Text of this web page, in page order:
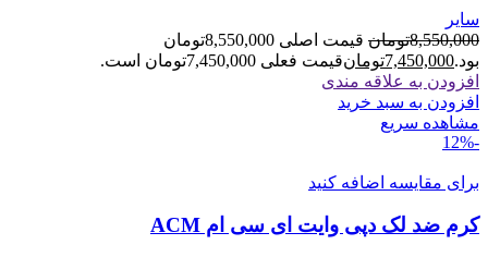
سایر
8,550,000تومان
قیمت اصلی 8,550,000تومان
بود.7,450,000تومانقیمت فعلی 7,450,000تومان است.
افزودن به علاقه مندی
افزودن به سبد خرید
مشاهده سریع
-12%
برای مقایسه اضافه کنید
کرم ضد لک دپی وایت ای سی ام ACM